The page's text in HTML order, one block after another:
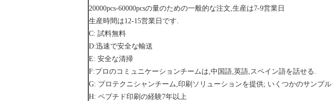
20000pcs-60000pcsの量のための一般的な注文,生産は7-9営業日
生産時間は12-15営業日です.
C: 試料無料
D:迅速で安全な輸送
E: 安全な清掃
F:プロのコミュニケーションチームは,中国語,英語,スペイン語を話せる.
G: プロテクニシャンチーム,印刷ソリューションを提供; いくつかのサンプル
H: ペプチド印刷の経験7年以上